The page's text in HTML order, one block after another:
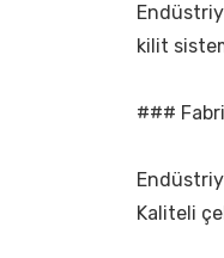
kilit
###
Kaliteli